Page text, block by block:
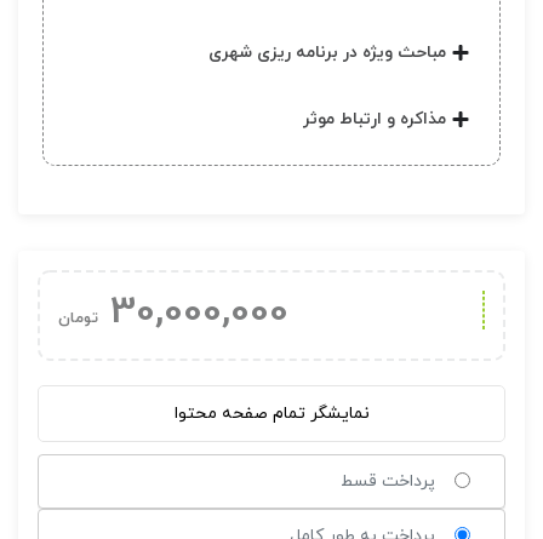
مباحث ویژه در برنامه ریزی شهری
مذاکره و ارتباط موثر
30,000,000 تومان
نمایشگر تمام صفحه محتوا
پرداخت قسط